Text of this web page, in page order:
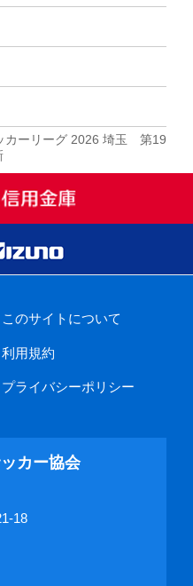
カーリーグ 2026 埼玉 第19
このサイトについて
利用規約
プライバシーポリシー
カー協会
18